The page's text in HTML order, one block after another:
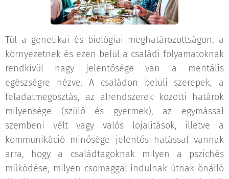
Túl a genetikai és biológiai meghatározottságon, a
környezetnek és ezen belül a családi folyamatoknak
rendkívül nagy jelentősége van a mentális
egészségre nézve. A családon belüli szerepek, a
feladatmegosztás, az alrendszerek közötti határok
milyensége (szülő és gyermek), az egymással
szembeni vélt vagy valós lojalitások, illetve a
kommunikáció minősége jelentős hatással vannak
arra, hogy a családtagoknak milyen a pszichés
működése, milyen csomaggal indulnak útnak önálló